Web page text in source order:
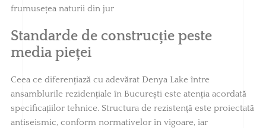
frumusețea naturii din jur
Standarde de construcție peste
media pieței
Ceea ce diferențiază cu adevărat Denya Lake între
ansamblurile rezidențiale în București este atenția acordată
specificațiilor tehnice. Structura de rezistență este proiectată
antiseismic, conform normativelor în vigoare, iar